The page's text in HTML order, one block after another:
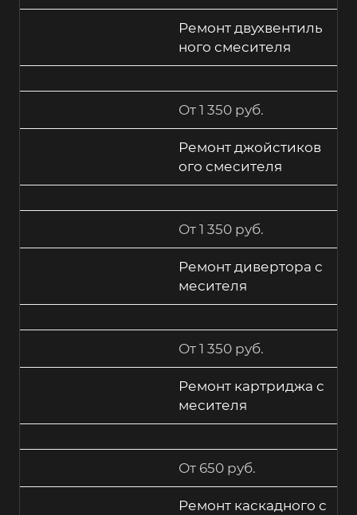
Ремонт двухвентиль
ного смесителя
От 1 350 руб.
Ремонт джойстиков
ого смесителя
От 1 350 руб.
Ремонт дивертора с
месителя
От 1 350 руб.
Ремонт картриджа с
месителя
От 650 руб.
Ремонт каскадного с